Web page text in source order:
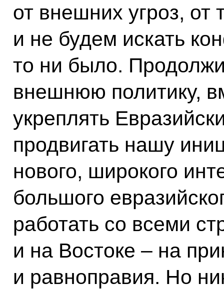
от внешних угроз,
и не будем искать
то ни было.
внешнюю политику,
укреплять
продвигать нашу
нового, широкого
большого
работать со всеми
и на Востоке – на
и равноправия. Но